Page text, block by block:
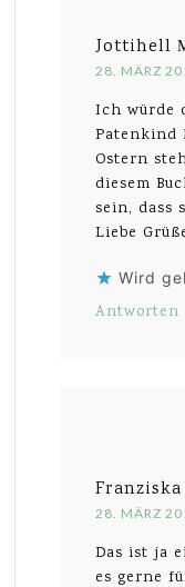
Jottihell
28. MÄRZ
Ich würde
Patenkind
Ostern
diesem
sein, dass
Liebe
Wird
Antworten
Franziska
28. MÄRZ
Das ist ja
es gerne